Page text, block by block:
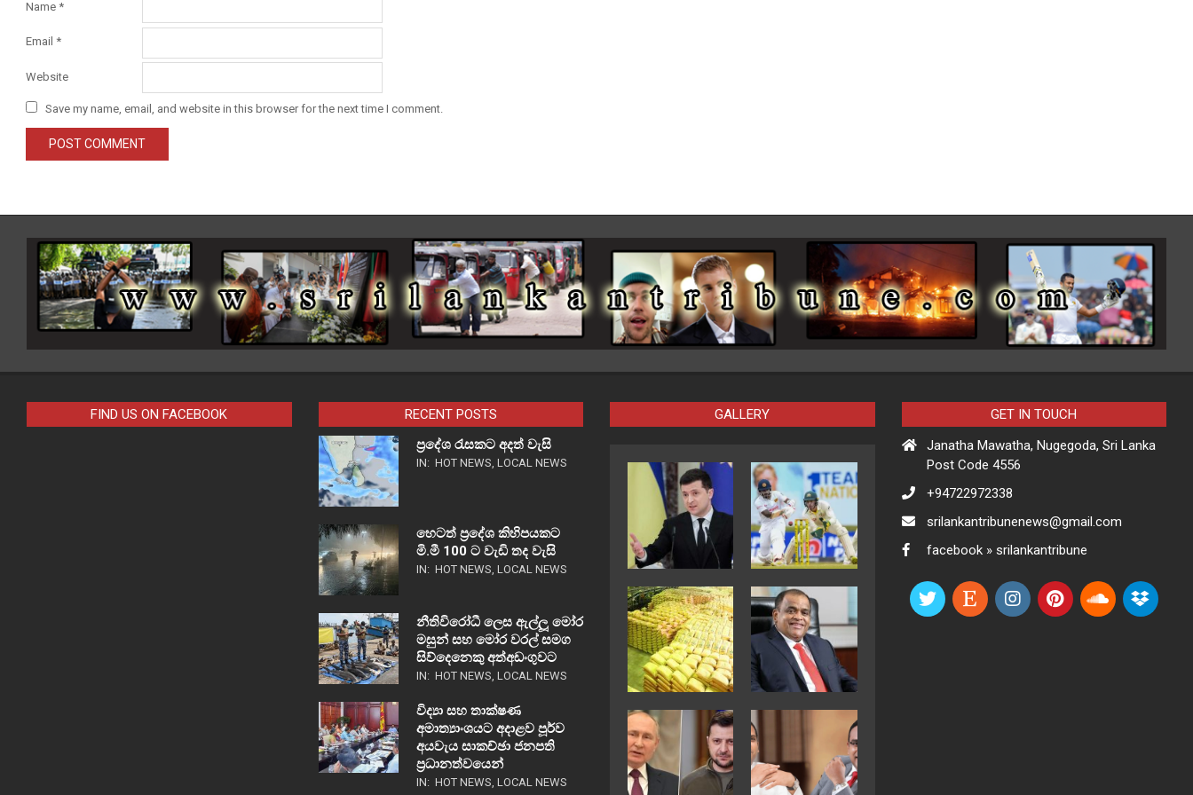
Name *
Email *
Website
Save my name, email, and website in this browser for the next time I comment.
FIND US ON FACEBOOK
RECENT POSTS
ප්‍රදේශ රැසකට අදත් වැසි
IN: HOT NEWS, LOCAL NEWS
හෙටත් ප්‍රදේශ කිහිපයකට
මි.මී 100 ට වැඩි තද වැසි
IN: HOT NEWS, LOCAL NEWS
නීතිවිරෝධී ලෙස ඇල්ලූ මෝර
මසුන් සහ මෝර වරල් සමග
සිව්දෙනෙකු අත්අඩංගුවට
IN: HOT NEWS, LOCAL NEWS
විද්‍යා සහ තාක්ෂණ
අමාත්‍යාංශයට අදාළව පූර්ව
අයවැය සාකච්ඡා ජනපති
ප්‍රධානත්වයෙන්
IN: HOT NEWS, LOCAL NEWS
GALLERY
GET IN TOUCH
Janatha Mawatha, Nugegoda, Sri Lanka
Post Code 4556
+94722972338
srilankantribunenews@gmail.com
facebook » srilankantribune